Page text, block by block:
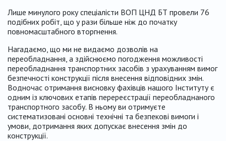
Лише минулого року спеціалісти ВОП ЦНД БТ провели 76
подібних робіт, що у рази більше ніж до початку
повномасштабного вторгнення.
Нагадаємо, що ми не видаємо дозволів на
переобладнання, а здійснюємо погодження можливості
переобладнання транспортних засобів з урахуванням вимог
безпечності конструкції після внесення відповідних змін.
Водночас отримання висновку фахівців нашого Інституту є
одним із ключових етапів перереєстрації переобладнаного
транспортного засобу. В ньому ви отримуєте
систематизовані основні технічні та безпекові вимоги і
умови, дотримання яких допускає внесення змін до
конструкції.